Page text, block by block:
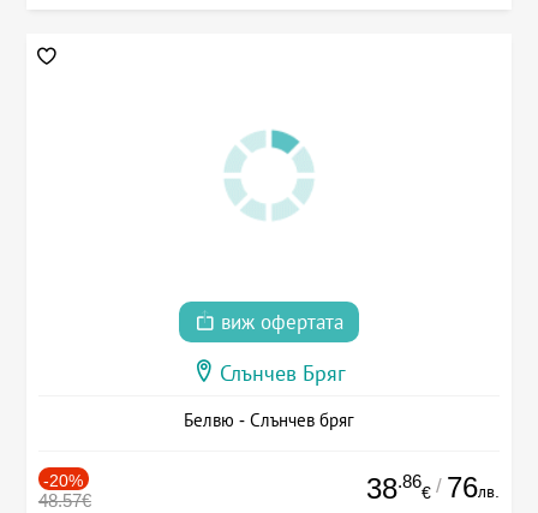
виж офертата
Слънчев Бряг
Белвю - Слънчев бряг
-20%
48.57€ 38.86
€ / 76лв.